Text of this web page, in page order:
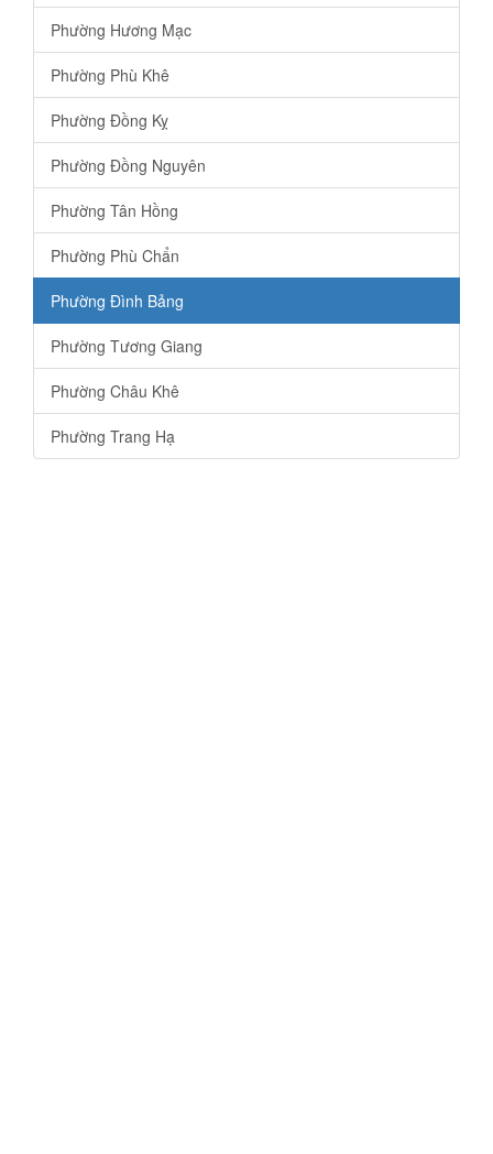
Phường Hương Mạc
Phường Phù Khê
Phường Đồng Kỵ
Phường Đồng Nguyên
Phường Tân Hồng
Phường Phù Chẩn
Phường Đình Bảng
Phường Tương Giang
Phường Châu Khê
Phường Trang Hạ